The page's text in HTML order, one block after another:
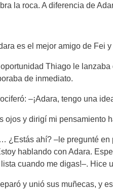
la roca. A diferencia de
es el mejor amigo de Fei
Thiago le
de inmediato.
–¡Adara, tengo una
ojos y dirigí mi pensamiento
¿Estás ahí? –le pregunté en
hablando con Adara.
lista cuando me digas!–. Hice
y unió sus muñecas, y